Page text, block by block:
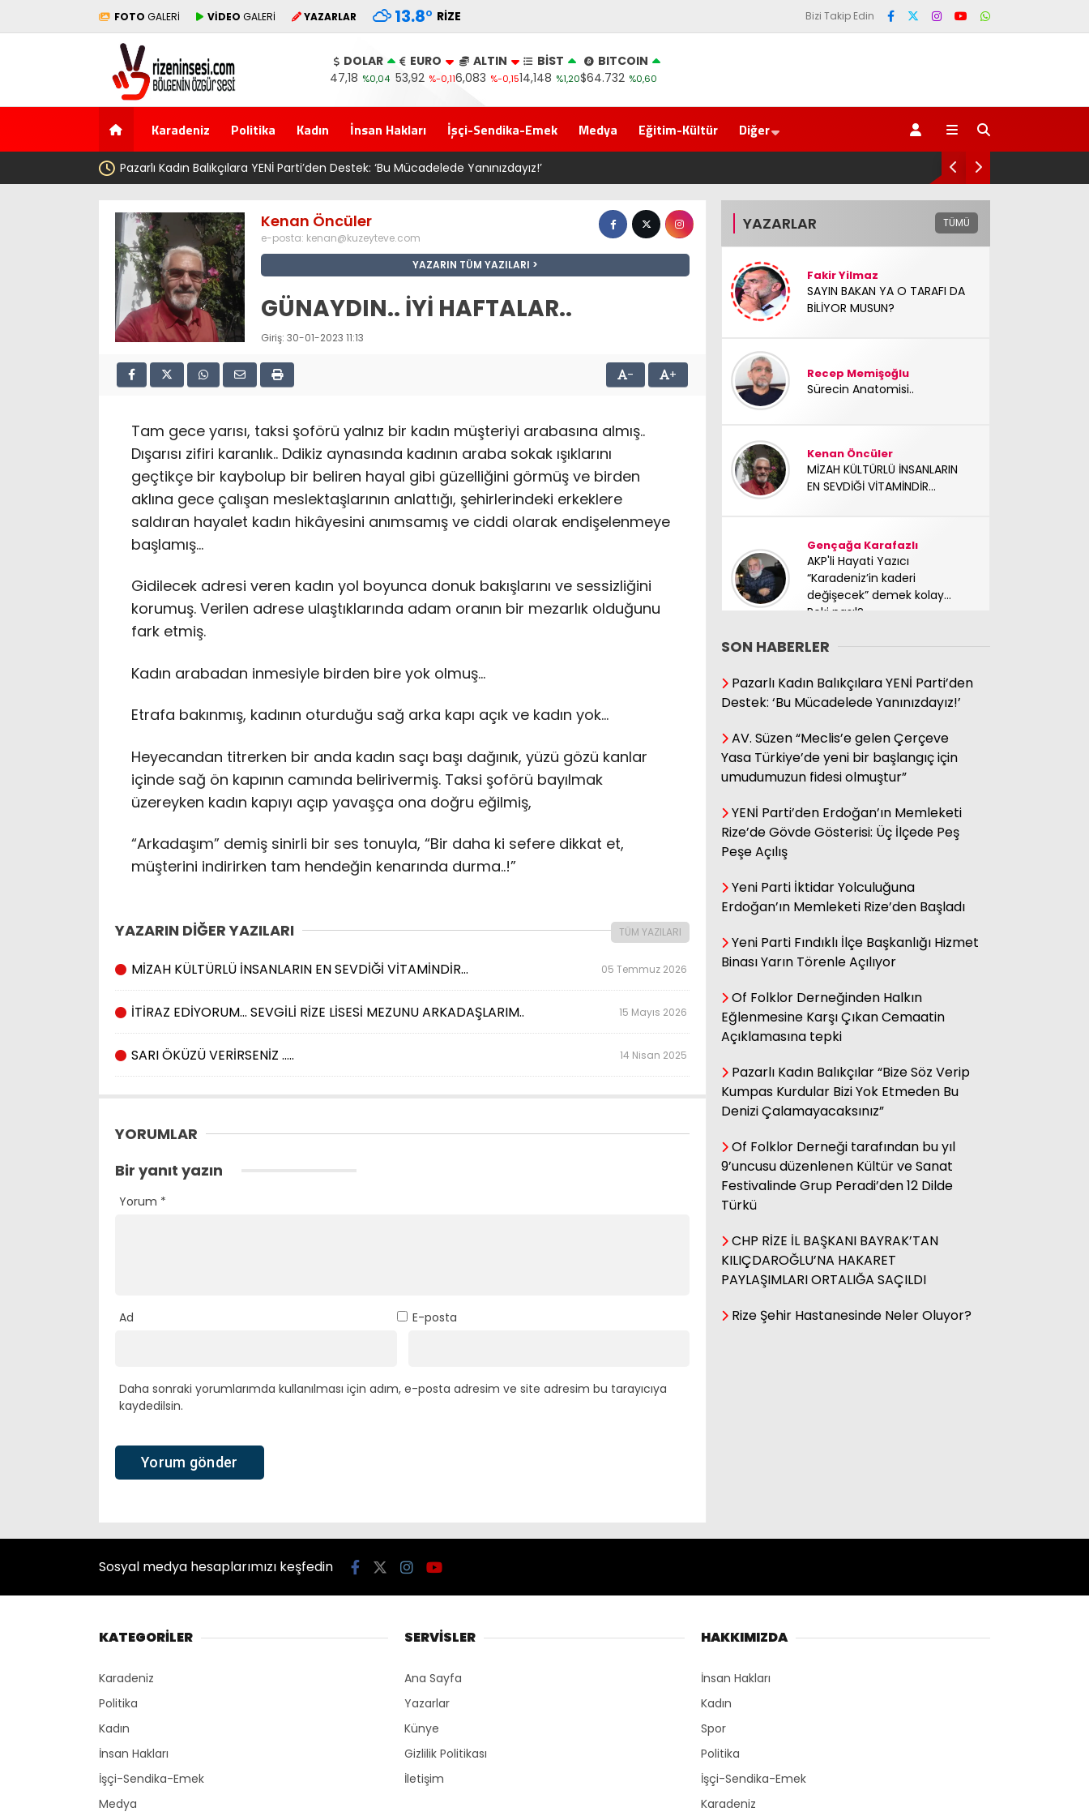
FOTO GALERİ VİDEO GALERİ YAZARLAR 13.8° RIZE Bizi Takip Edin
DOLAR
47,18 %0,04
EURO
53,92 %-0,11
ALTIN
6,083 %-0,15
BİST
14,148 %1,20
BITCOIN
$64.732 %0,60
Karadeniz Politika Kadın İnsan Hakları İşçi-Sendika-Emek Medya Eğitim-Kültür Diğer
Pazarlı Kadın Balıkçılara YENİ Parti’den Destek: ‘Bu Mücadelede Yanınızdayız!’ AV. Süzen “Meclis’e gelen Çerçeve
Kenan Öncüler
e-posta: kenan@kuzeyteve.com
YAZARIN TÜM YAZILARI
GÜNAYDIN.. İYİ HAFTALAR..
Giriş: 30-01-2023 11:13
- +
Tam gece yarısı, taksi şoförü yalnız bir kadın müşteriyi arabasına almış..
Dışarısı zifiri karanlık.. Ddikiz aynasında kadının araba sokak ışıklarını
geçtikçe bir kaybolup bir beliren hayal gibi güzelliğini görmüş ve birden
aklına gece çalışan meslektaşlarının anlattığı, şehirlerindeki erkeklere
saldıran hayalet kadın hikâyesini anımsamış ve ciddi olarak endişelenmeye
başlamış…
Gidilecek adresi veren kadın yol boyunca donuk bakışlarını ve sessizliğini
korumuş. Verilen adrese ulaştıklarında adam oranın bir mezarlık olduğunu
fark etmiş.
Kadın arabadan inmesiyle birden bire yok olmuş…
Etrafa bakınmış, kadının oturduğu sağ arka kapı açık ve kadın yok…
Heyecandan titrerken bir anda kadın saçı başı dağınık, yüzü gözü kanlar
içinde sağ ön kapının camında belirivermiş. Taksi şoförü bayılmak
üzereyken kadın kapıyı açıp yavaşça ona doğru eğilmiş,
“Arkadaşım” demiş sinirli bir ses tonuyla, “Bir daha ki sefere dikkat et,
müşterini indirirken tam hendeğin kenarında durma..!”
YAZARIN DİĞER YAZILARI TÜM YAZILARI
MİZAH KÜLTÜRLÜ İNSANLARIN EN SEVDİĞİ VİTAMİNDİR… 05 Temmuz 2026
İTİRAZ EDİYORUM… SEVGİLİ RİZE LİSESİ MEZUNU ARKADAŞLARIM.. 15 Mayıs 2026
SARI ÖKÜZÜ VERİRSENİZ ….. 14 Nisan 2025
YORUMLAR
Bir yanıt yazın
Yorum *
Ad E-posta
Daha sonraki yorumlarımda kullanılması için adım, e-posta adresim ve site adresim bu tarayıcıya
kaydedilsin.
YAZARLAR TÜMÜ
Fakir Yilmaz
SAYIN BAKAN YA O TARAFI DA
BİLİYOR MUSUN?
Recep Memişoğlu
Sürecin Anatomisi..
Kenan Öncüler
MİZAH KÜLTÜRLÜ İNSANLARIN
EN SEVDİĞİ VİTAMİNDİR...
Gençağa Karafazlı
AKP'li Hayati Yazıcı
“Karadeniz’in kaderi
değişecek” demek kolay…
Peki nasıl?
Mücadele arkadaşımız
yoldaşımız TC Sinan Kutay
sağ olsun.
CHP RİZE MİTİNGİ: SAHİBİNİN
SESİ
Ali Kasap
.İllada Barış...
Kamil Kopuz
Hasan Azakli
BAŞLARKEN.....
Elektrikte Taksite Bağlanmış
Zam Dönemi
YILAN HİKÂYESİNE DÖNEN ÇAY
KANUNU
SON HABERLER
Pazarlı Kadın Balıkçılara YENİ Parti’den
Destek: ‘Bu Mücadelede Yanınızdayız!’
AV. Süzen “Meclis’e gelen Çerçeve
Yasa Türkiye’de yeni bir başlangıç için
umudumuzun fidesi olmuştur”
YENİ Parti’den Erdoğan’ın Memleketi
Rize’de Gövde Gösterisi: Üç İlçede Peş
Peşe Açılış
Yeni Parti İktidar Yolculuğuna
Erdoğan’ın Memleketi Rize’den Başladı
Yeni Parti Fındıklı İlçe Başkanlığı Hizmet
Binası Yarın Törenle Açılıyor
Of Folklor Derneğinden Halkın
Eğlenmesine Karşı Çıkan Cemaatin
Açıklamasına tepki
Pazarlı Kadın Balıkçılar “Bize Söz Verip
Kumpas Kurdular Bizi Yok Etmeden Bu
Denizi Çalamayacaksınız”
Of Folklor Derneği tarafından bu yıl
9’uncusu düzenlenen Kültür ve Sanat
Festivalinde Grup Peradi’den 12 Dilde
Türkü
CHP RİZE İL BAŞKANI BAYRAK’TAN
KILIÇDAROĞLU’NA HAKARET
PAYLAŞIMLARI ORTALIĞA SAÇILDI
Rize Şehir Hastanesinde Neler Oluyor?
Sosyal medya hesaplarımızı keşfedin
KATEGORİLER
Karadeniz
Politika
Kadın
İnsan Hakları
İşçi-Sendika-Emek
Medya
SERVİSLER
Ana Sayfa
Yazarlar
Künye
Gizlilik Politikası
İletişim
HAKKIMIZDA
İnsan Hakları
Kadın
Spor
Politika
İşçi-Sendika-Emek
Karadeniz